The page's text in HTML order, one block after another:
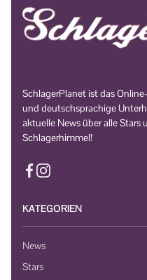
SchlagerPlanet ist das
und deutschsprachige
aktuelle News über alle Stars
Schlagerhimmel!
KATEGORIEN
News
Stars